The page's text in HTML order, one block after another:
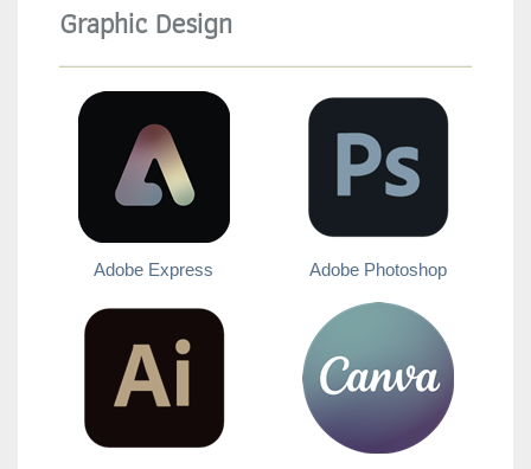
Graphic Design
Adobe Express Adobe Photoshop